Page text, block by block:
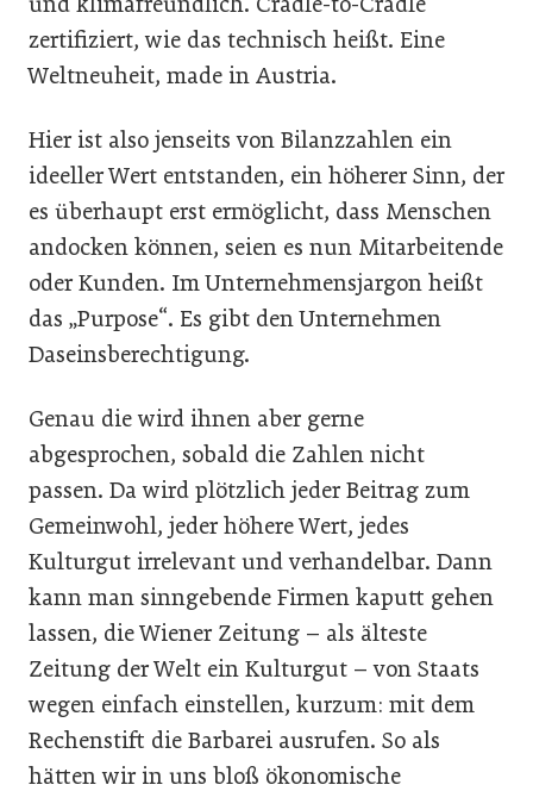
zertifiziert, wie das technisch heißt. Eine
Weltneuheit, made in Austria.
Hier ist also jenseits von Bilanzzahlen ein
ideeller Wert entstanden, ein höherer Sinn, der
es überhaupt erst ermöglicht, dass Menschen
andocken können, seien es nun Mitarbeitende
oder Kunden. Im Unternehmensjargon heißt
das „Purpose“. Es gibt den Unternehmen
Daseinsberechtigung.
Genau die wird ihnen aber gerne
abgesprochen, sobald die Zahlen nicht
passen. Da wird plötzlich jeder Beitrag zum
Gemeinwohl, jeder höhere Wert, jedes
Kulturgut irrelevant und verhandelbar. Dann
kann man sinngebende Firmen kaputt gehen
lassen, die Wiener Zeitung – als älteste
Zeitung der Welt ein Kulturgut – von Staats
wegen einfach einstellen, kurzum: mit dem
Rechenstift die Barbarei ausrufen. So als
hätten wir in uns bloß ökonomische